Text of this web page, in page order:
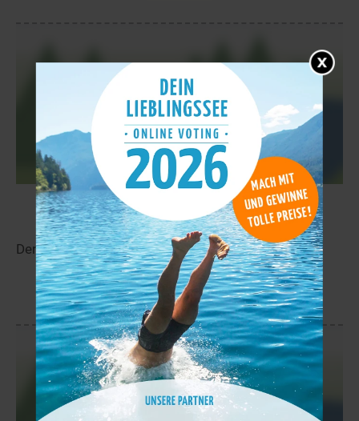
Säynäjäjärvi 11,1 km
Der Säynäjäjärvi liegt in der Nähe von Lentiira.
mehr